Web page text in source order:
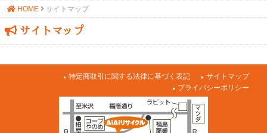
HOME サイトマップ
サイトマップ
特定商取引に関する法律に基づく表記
サイトマップ
プライバシーポリシー